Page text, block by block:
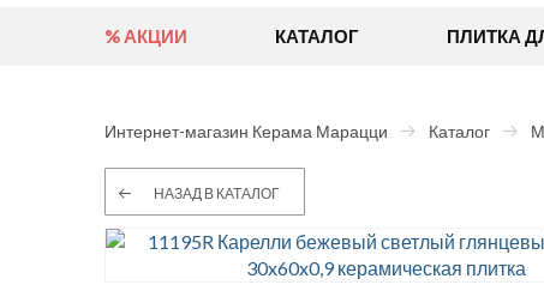
% АКЦИИ КАТАЛОГ ПЛИТКА
Интернет-магазин Керама Марацци Каталог
НАЗАД В КАТАЛОГ